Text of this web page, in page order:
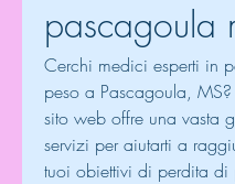
pascagoula
Cerchi medici esperti in
peso a Pascagoula, MS?
sito web offre una vasta
servizi per aiutarti a
tuoi obiettivi di perdita di